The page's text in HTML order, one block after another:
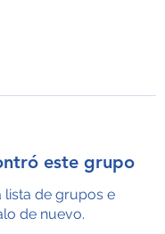
este grupo
lista de grupos e
de nuevo.